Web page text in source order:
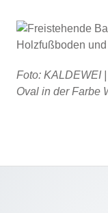
Foto: KALDEWEI
Oval in der Farbe